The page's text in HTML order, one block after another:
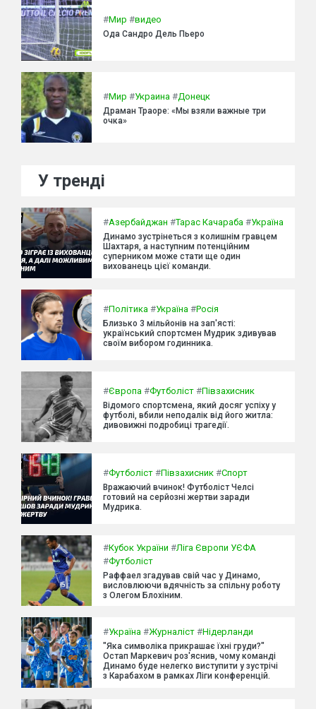
#Мир #видео
Ода Сандро Дель Пьеро
#Мир #Украина #Донецк
Драман Траоре: «Мы взяли важные три
очка»
У тренді
#Азербайджан #Тарас Качараба #Україна
Динамо зустрінеться з колишнім гравцем
Шахтаря, а наступним потенційним
суперником може стати ще один
вихованець цієї команди.
#Політика #Україна #Росія
Близько 3 мільйонів на зап'ясті:
український спортсмен Мудрик здивував
своїм вибором годинника.
#Європа #Футболіст #Півзахисник
Відомого спортсмена, який досяг успіху у
футболі, вбили неподалік від його житла:
дивовижні подробиці трагедії.
#Футболіст #Півзахисник #Спорт
Вражаючий вчинок! Футболіст Челсі
готовий на серйозні жертви заради
Мудрика.
#Кубок України #Ліга Європи УЄФА
#Футболіст
Раффаел згадував свій час у Динамо,
висловлюючи вдячність за спільну роботу
з Олегом Блохіним.
#Україна #Журналіст #Нідерланди
"Яка символіка прикрашає їхні груди?"
Остап Маркевич роз'яснив, чому команді
Динамо буде нелегко виступити у зустрічі
з Карабахом в рамках Ліги конференцій.